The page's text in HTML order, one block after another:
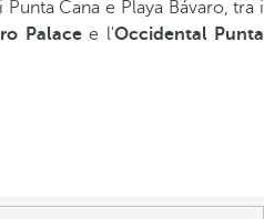
Cana e Playa Bávaro, tra i
Palacee l'Occidental Punta